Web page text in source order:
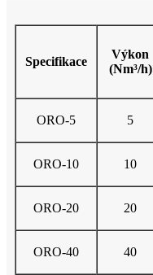
Specifikace
Výkon
(Nm³/h)
ORO-5 5
ORO-10 10
ORO-20 20
ORO-40 40